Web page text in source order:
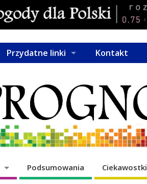
Przydatne linki Kontakt
Podsumowania Ciekawostki